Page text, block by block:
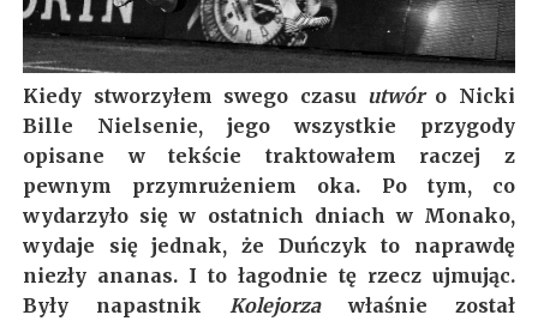
Kiedy stworzyłem swego czasu utwóro Nicki
Bille Nielsenie, jego wszystkie przygody
opisane w tekście traktowałem raczej z
pewnym przymrużeniem oka. Po tym, co
wydarzyło się w ostatnich dniach w Monako,
wydaje się jednak, że Duńczyk to naprawdę
niezły ananas. I to łagodnie tę rzecz ujmując.
Były napastnik Kolejorzawłaśnie został